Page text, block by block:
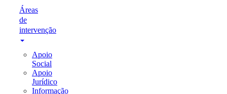
Áreas
de
intervenção
Apoio
Social
Apoio
Jurídico
Informação